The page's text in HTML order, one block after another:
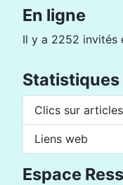
Espace
En ligne
Il y a 2252 invités
Clics sur articles
Liens web